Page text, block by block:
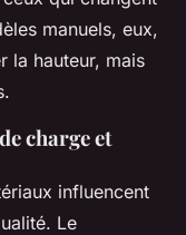
manuels, eux,
la hauteur, mais
charge et
influencent
Le